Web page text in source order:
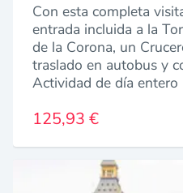
Con esta completa
entrada incluida a la
de la Corona, un
traslado en autobus y
Actividad de día entero
125,93 €